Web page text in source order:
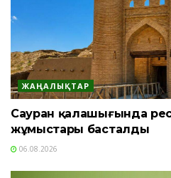
ЖАҢАЛЫҚТАР
Сауран қалашығында
жұмыстары басталды
06.08.2026